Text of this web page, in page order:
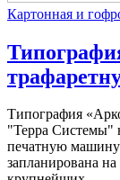
Картонная и
Типография
"Терра Системы"
печатную
запланирована